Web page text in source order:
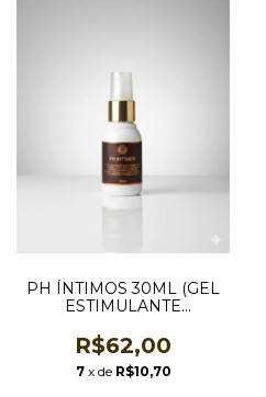
PH ÍNTIMOS 30ML (GEL
ESTIMULANTE
R$62,00
7 x de R$10,70